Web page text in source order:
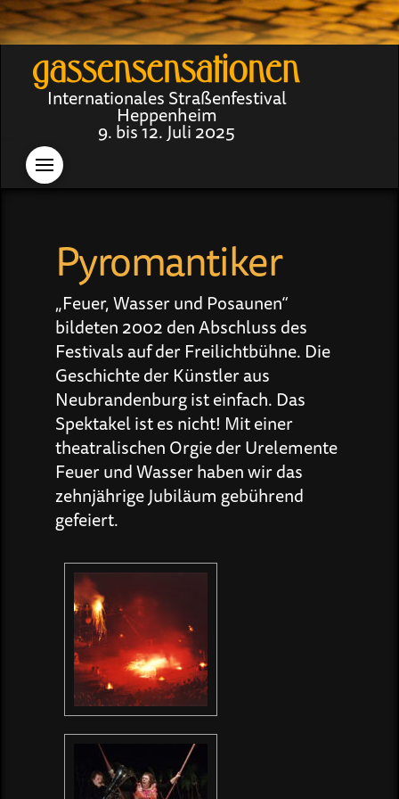
Internationales Straßenfestival
Heppenheim
9. bis 12. Juli 2025
Pyromantiker
„Feuer, Wasser und Posaunen“
bildeten 2002 den Abschluss des
Festivals auf der Freilichtbühne. Die
Geschichte der Künstler aus
Neubrandenburg ist einfach. Das
Spektakel ist es nicht! Mit einer
theatralischen Orgie der Urelemente
Feuer und Wasser haben wir das
zehnjährige Jubiläum gebührend
gefeiert.